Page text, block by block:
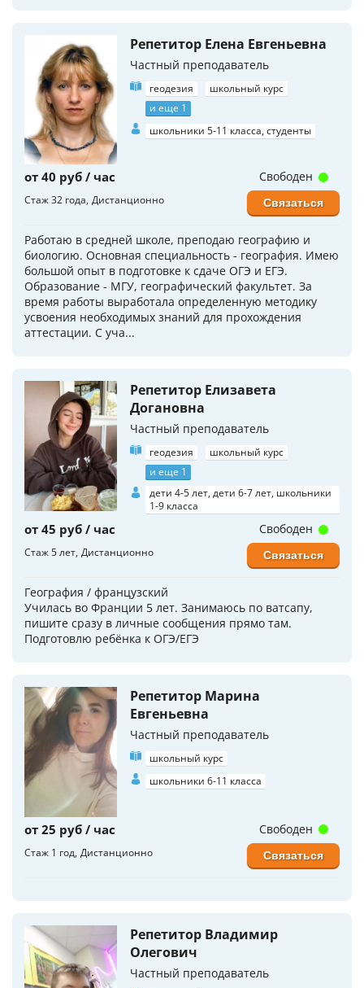
Репетитор Елена Евгеньевна
Частный преподаватель
геодезия
школьный курс
и еще 1
школьники 5-11 класса, студенты
от 40 руб / час
Стаж 32 года Дистанционно
Работаю в средней школе, преподаю географию и
биологию. Основная специальность - география. Имею
большой опыт в подготовке к сдаче ОГЭ и ЕГЭ.
Образование - МГУ, географический факультет. За
время работы выработала определенную методику
усвоения необходимых знаний для прохождения
аттестации. С уча...
Свободен
Связаться
Репетитор Елизавета
Догановна
Частный преподаватель
геодезия
школьный курс
и еще 1
дети 4-5 лет, дети 6-7 лет, школьники
1-9 класса
от 45 руб / час
Стаж 5 лет Дистанционно
География / французский
Училась во Франции 5 лет. Занимаюсь по ватсапу,
пишите сразу в личные сообщения прямо там.
Подготовлю ребёнка к ОГЭ/ЕГЭ
Свободен
Связаться
Репетитор Марина
Евгеньевна
Частный преподаватель
школьный курс
школьники 6-11 класса
от 25 руб / час
Стаж 1 год Дистанционно
Свободен
Связаться
Репетитор Владимир
Олегович
Частный преподаватель